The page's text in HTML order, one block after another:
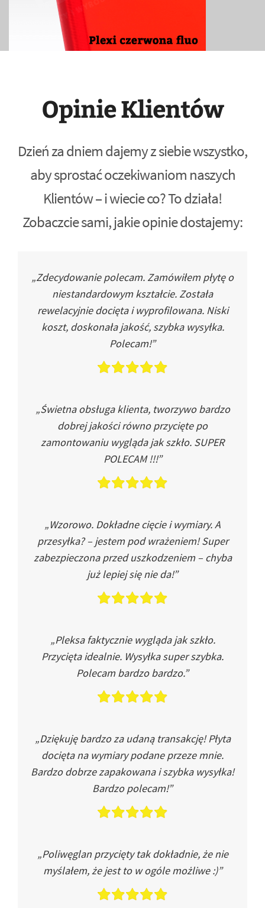
Opinie Klientów
Dzień za dniem dajemy z siebie wszystko,
aby sprostać oczekiwaniom naszych
Klientów – i wiecie co? To działa!
Zobaczcie sami, jakie opinie dostajemy:
„Zdecydowanie polecam. Zamówiłem płytę o
niestandardowym kształcie. Została
rewelacyjnie docięta i wyprofilowana. Niski
koszt, doskonała jakość, szybka wysyłka.
Polecam!”
„Świetna obsługa klienta, tworzywo bardzo
dobrej jakości równo przycięte po
zamontowaniu wygląda jak szkło. SUPER
POLECAM !!!”
„Wzorowo. Dokładne cięcie i wymiary. A
przesyłka? – jestem pod wrażeniem! Super
zabezpieczona przed uszkodzeniem – chyba
już lepiej się nie da!”
„Pleksa faktycznie wygląda jak szkło.
Przycięta idealnie. Wysyłka super szybka.
Polecam bardzo bardzo.”
„Dziękuję bardzo za udaną transakcję! Płyta
docięta na wymiary podane przeze mnie.
Bardzo dobrze zapakowana i szybka wysyłka!
Bardzo polecam!”
„Poliwęglan przycięty tak dokładnie, że nie
myślałem, że jest to w ogóle możliwe :)”